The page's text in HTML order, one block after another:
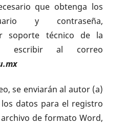
que obtenga los
y contraseña,
soporte técnico de la
escribir al correo
se enviarán al autor (a)
datos para el registro
de formato Word,